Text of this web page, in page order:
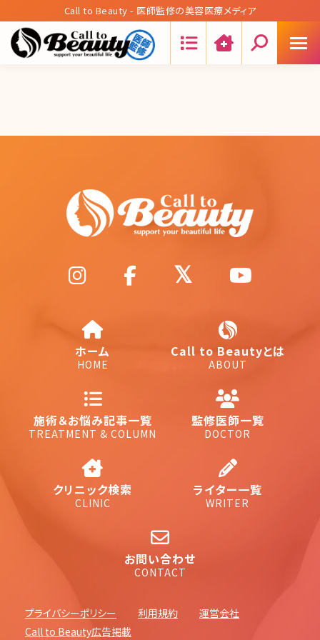
Call to Beauty - 医師監修の美容医療メディア
ホーム
HOME
Call to Beautyとは
ABOUT
施術＆お悩み記事一覧
TREATMENT & COLUMN
監修医師一覧
DOCTOR
クリニック検索
CLINIC
ライター一覧
WRITER
お問い合わせ
CONTACT
プライバシーポリシー 利用規約
運営会社
Call to Beauty広告掲載